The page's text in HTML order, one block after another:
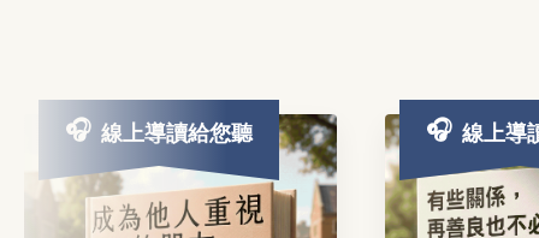
線上導讀給您聽 線上導